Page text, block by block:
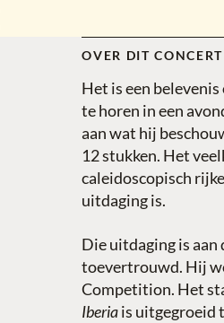
OVER DIT CONCERT
Het is een
te horen in een
aan wat hij
12 stukken. Het
caleidoscopisch
uitdaging is.
Die uitdaging is aan
toevertrouwd. Hij
Competition. Het
Iberiais uitgegroeid